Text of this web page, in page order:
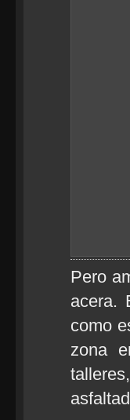
Pero
acera.
como
zona